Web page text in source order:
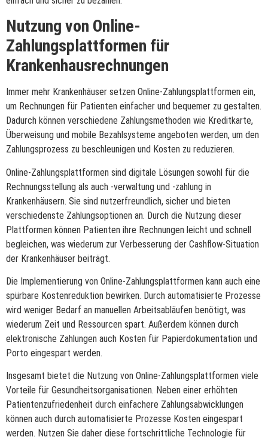
Nutzung von Online-
Zahlungsplattformen für
Krankenhausrechnungen
Immer mehr Krankenhäuser setzen Online-Zahlungsplattformen ein,
um Rechnungen für Patienten einfacher und bequemer zu gestalten.
Dadurch können verschiedene Zahlungsmethoden wie Kreditkarte,
Überweisung und mobile Bezahlsysteme angeboten werden, um den
Zahlungsprozess zu beschleunigen und Kosten zu reduzieren.
Online-Zahlungsplattformen sind digitale Lösungen sowohl für die
Rechnungsstellung als auch -verwaltung und -zahlung in
Krankenhäusern. Sie sind nutzerfreundlich, sicher und bieten
verschiedenste Zahlungsoptionen an. Durch die Nutzung dieser
Plattformen können Patienten ihre Rechnungen leicht und schnell
begleichen, was wiederum zur Verbesserung der Cashflow-Situation
der Krankenhäuser beiträgt.
Die Implementierung von Online-Zahlungsplattformen kann auch eine
spürbare Kostenreduktion bewirken. Durch automatisierte Prozesse
wird weniger Bedarf an manuellen Arbeitsabläufen benötigt, was
wiederum Zeit und Ressourcen spart. Außerdem können durch
elektronische Zahlungen auch Kosten für Papierdokumentation und
Porto eingespart werden.
Insgesamt bietet die Nutzung von Online-Zahlungsplattformen viele
Vorteile für Gesundheitsorganisationen. Neben einer erhöhten
Patientenzufriedenheit durch einfachere Zahlungsabwicklungen
können auch durch automatisierte Prozesse Kosten eingespart
werden. Nutzen Sie daher diese fortschrittliche Technologie für